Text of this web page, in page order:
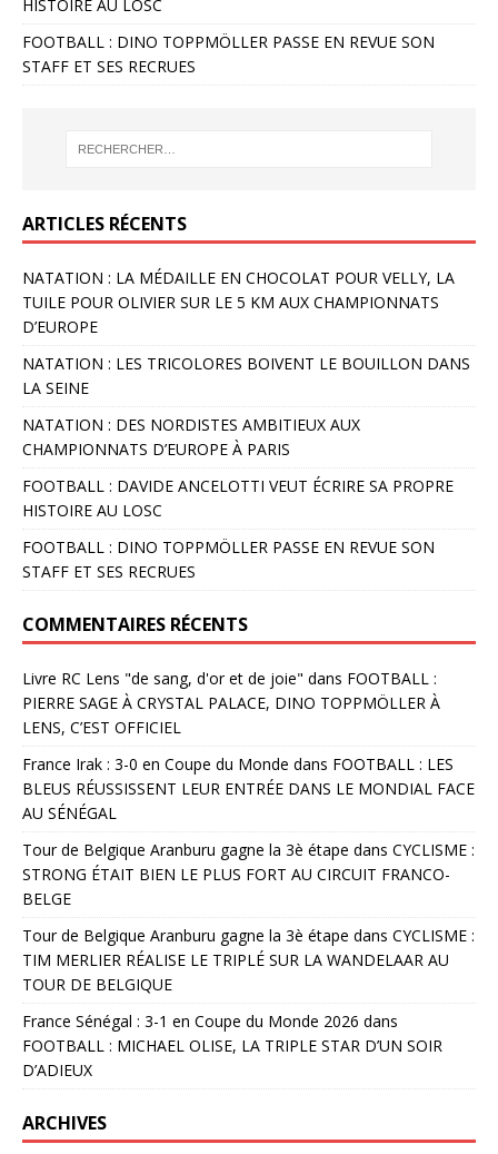
HISTOIRE AU LOSC
FOOTBALL : DINO TOPPMÖLLER PASSE EN REVUE SON
STAFF ET SES RECRUES
ARTICLES RÉCENTS
NATATION : LA MÉDAILLE EN CHOCOLAT POUR VELLY, LA
TUILE POUR OLIVIER SUR LE 5 KM AUX CHAMPIONNATS
D’EUROPE
NATATION : LES TRICOLORES BOIVENT LE BOUILLON DANS
LA SEINE
NATATION : DES NORDISTES AMBITIEUX AUX
CHAMPIONNATS D’EUROPE À PARIS
FOOTBALL : DAVIDE ANCELOTTI VEUT ÉCRIRE SA PROPRE
HISTOIRE AU LOSC
FOOTBALL : DINO TOPPMÖLLER PASSE EN REVUE SON
STAFF ET SES RECRUES
COMMENTAIRES RÉCENTS
Livre RC Lens "de sang, d'or et de joie" dans FOOTBALL :
PIERRE SAGE À CRYSTAL PALACE, DINO TOPPMÖLLER À
LENS, C’EST OFFICIEL
France Irak : 3-0 en Coupe du Monde dans FOOTBALL : LES
BLEUS RÉUSSISSENT LEUR ENTRÉE DANS LE MONDIAL FACE
AU SÉNÉGAL
Tour de Belgique Aranburu gagne la 3è étape dans CYCLISME :
STRONG ÉTAIT BIEN LE PLUS FORT AU CIRCUIT FRANCO-
BELGE
Tour de Belgique Aranburu gagne la 3è étape dans CYCLISME :
TIM MERLIER RÉALISE LE TRIPLÉ SUR LA WANDELAAR AU
TOUR DE BELGIQUE
France Sénégal : 3-1 en Coupe du Monde 2026 dans
FOOTBALL : MICHAEL OLISE, LA TRIPLE STAR D’UN SOIR
D’ADIEUX
ARCHIVES